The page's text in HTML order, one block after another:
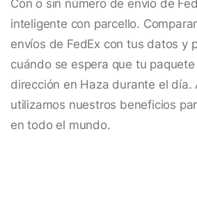
Con o sin número de envío de
inteligente con parcello.
envíos de FedEx con tus datos y
cuándo se espera que tu
dirección en Haza durante el día.
utilizamos nuestros beneficios
en todo el mundo.